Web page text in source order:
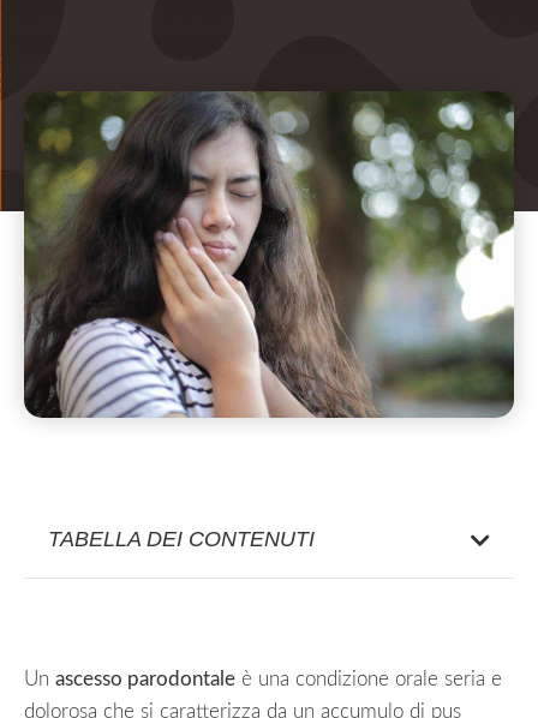
TABELLA DEI CONTENUTI
Un ascesso parodontale è una condizione orale seria e
dolorosa che si caratterizza da un accumulo di pus